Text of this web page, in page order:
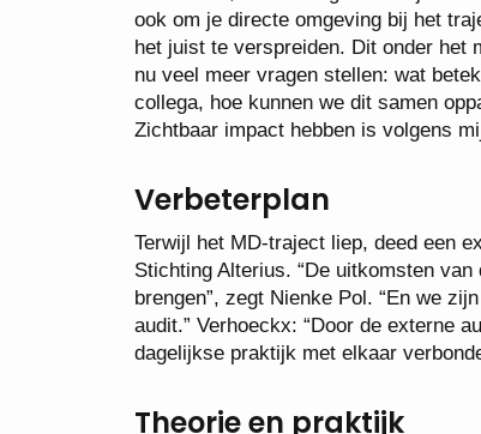
ook om je directe omgeving bij het
het juist te verspreiden. Dit onder het
nu veel meer vragen stellen: wat
collega, hoe kunnen we dit samen
Zichtbaar impact hebben is volgens
Verbeterplan
Terwijl het MD-traject liep, deed een
Stichting Alterius. “De uitkomsten
brengen”, zegt Nienke Pol. “En we
audit.” Verhoeckx: “Door de externe
dagelijkse praktijk met elkaar
Theorie en praktijk